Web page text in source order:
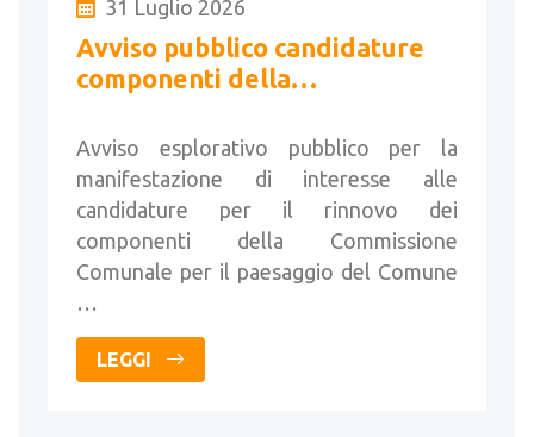
31 Luglio 2026
Avviso pubblico candidature
componenti della
Avviso esplorativo pubblico per la
manifestazione di interesse alle
candidature per il rinnovo dei
componenti della Commissione
Comunale per il paesaggio del Comune
…
LEGGI